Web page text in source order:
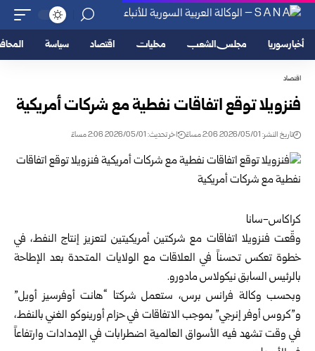
أخبار سوريا مجلس الشعب محليات اقتصاد سياسة
اقتصاد
فنزويلا توقع اتفاقات نفطية مع شركات أمريكية
تاريخ النشر: 2026/05/01 2:06 مساءً اخر تحديث: 2026/05/01 2:06 مساءً
كراكاس-سانا
وقّعت فنزويلا اتفاقات مع شركتين أمريكيتين لتعزيز إنتاج النفط، في
خطوة تعكس تحسناً في العلاقات مع الولايات المتحدة بعد الإطاحة
بالرئيس السابق نيكولاس مادورو.
وبحسب وكالة فرانس برس، ستعمل شركتا “هانت أوفرسيز أويل”
و”كروس أوفر إنرجي” بموجب الاتفاقات في حزام أورينوكو الغني بالنفط،
في وقت تشهد فيه الأسواق العالمية اضطرابات في الإمدادات وارتفاعاً